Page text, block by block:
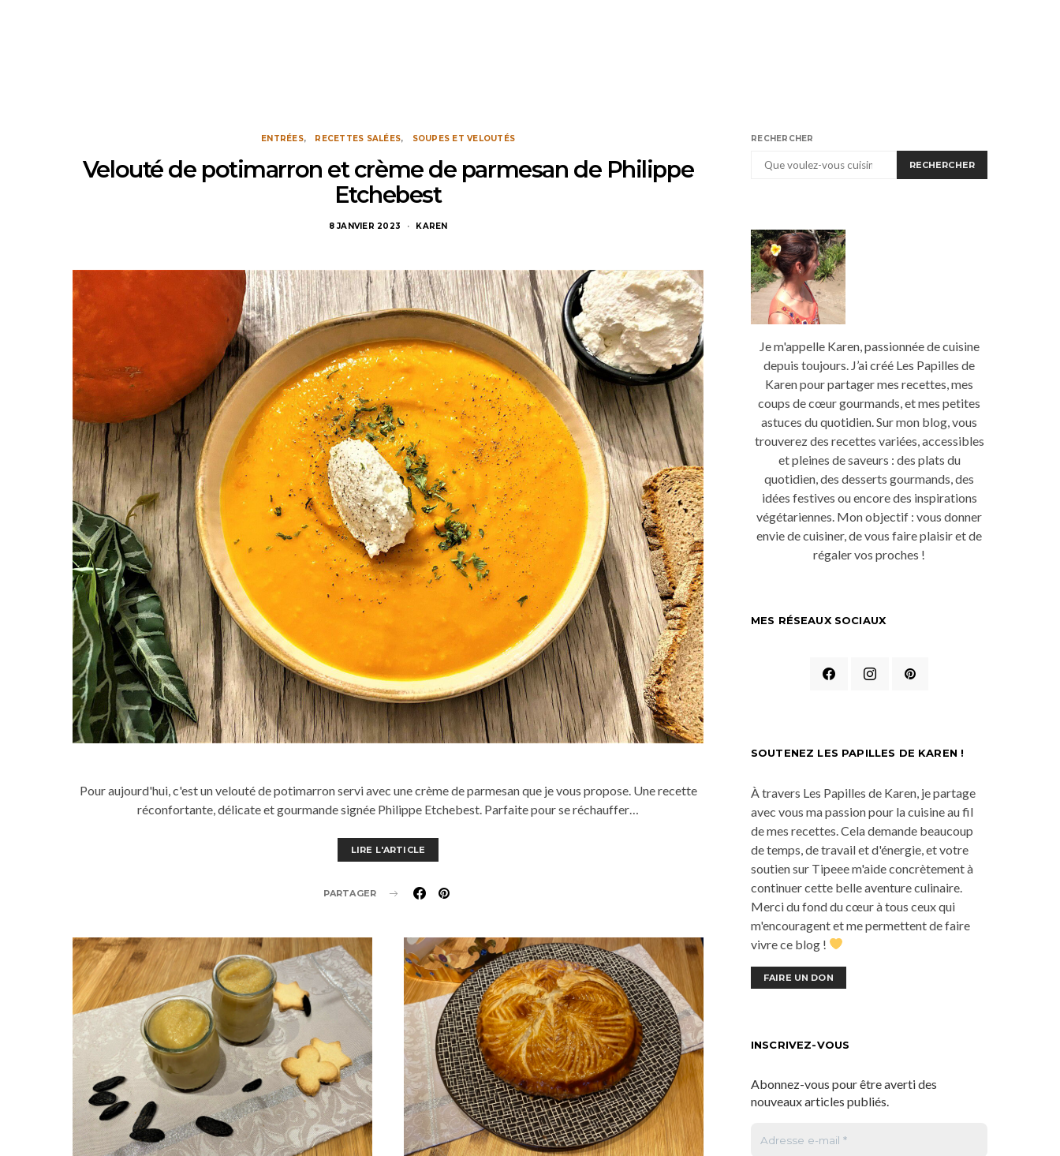
ENTRÉES RECETTES SALÉES SOUPES ET VELOUTÉS
Velouté de potimarron et crème de parmesan de Philippe
Etchebest
8 JANVIER 2023 KAREN
Pour aujourd'hui, c'est un velouté de potimarron servi avec une crème de parmesan que je vous propose. Une recette
réconfortante, délicate et gourmande signée Philippe Etchebest. Parfaite pour se réchauffer…
LIRE L'ARTICLE
PARTAGER
RECHERCHER
RECHERCHER
Je m'appelle Karen, passionnée de cuisine
depuis toujours. J’ai créé Les Papilles de
Karen pour partager mes recettes, mes
coups de cœur gourmands, et mes petites
astuces du quotidien. Sur mon blog, vous
trouverez des recettes variées, accessibles
et pleines de saveurs : des plats du
quotidien, des desserts gourmands, des
idées festives ou encore des inspirations
végétariennes. Mon objectif : vous donner
envie de cuisiner, de vous faire plaisir et de
régaler vos proches !
MES RÉSEAUX SOCIAUX
SOUTENEZ LES PAPILLES DE KAREN !
À travers Les Papilles de Karen, je partage
avec vous ma passion pour la cuisine au fil
de mes recettes. Cela demande beaucoup
de temps, de travail et d'énergie, et votre
soutien sur Tipeee m'aide concrètement à
continuer cette belle aventure culinaire.
Merci du fond du cœur à tous ceux qui
m'encouragent et me permettent de faire
vivre ce blog !
FAIRE UN DON
INSCRIVEZ-VOUS
Abonnez-vous pour être averti des
nouveaux articles publiés.